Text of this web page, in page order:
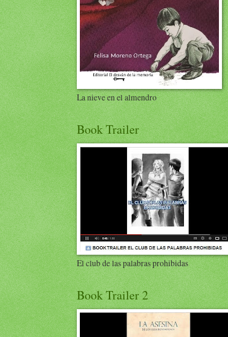
La nieve en el almendro
Book Trailer
El club de las palabras prohibidas
Book Trailer 2